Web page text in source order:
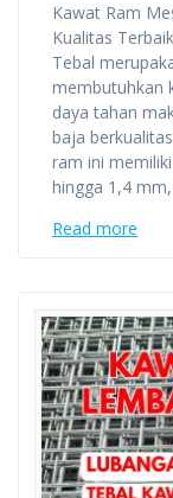
Kawat Ram
Kualitas
Tebal
membutuhkan
daya tahan
baja
ram ini
hingga 1,4
Read more